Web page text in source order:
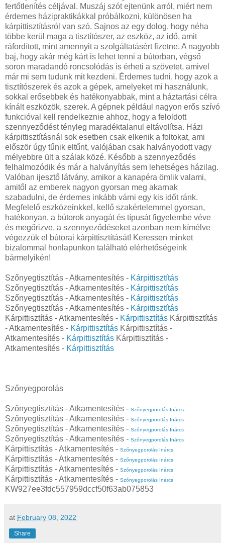
fertőtlenítés céljával. Muszáj szót ejtenünk arról, miért nem
érdemes házipraktikákkal próbálkozni, különösen ha
kárpittisztításról van szó. Sajnos az egy dolog, hogy néha
többe kerül maga a tisztítószer, az eszköz, az idő, amit
ráfordított, mint amennyit a szolgáltatásért fizetne. A nagyobb
baj, hogy akár még kárt is lehet tenni a bútorban, végső
soron maradandó roncsolódás is érheti a szövetet, amivel
már mi sem tudunk mit kezdeni. Érdemes tudni, hogy azok a
tisztítószerek és azok a gépek, amelyeket mi használunk,
sokkal erősebbek és hatékonyabbak, mint a háztartási célra
kínált eszközök, szerek. A gépnek például nagyon erős szívó
funkcióval kell rendelkeznie ahhoz, hogy a feloldott
szennyeződést tényleg maradéktalanul eltávolítsa. Házi
kárpittisztításnál sok esetben csak elkenik a foltokat, ami
először úgy tűnik eltűnt, valójában csak halványodott vagy
mélyebbre ült a szálak közé. Később a szennyeződés
felhalmozódik és már a halványítás sem lehetséges házilag.
Valóban ijesztő látvány, amikor a kanapéra ömlik valami,
amitől az emberek nagyon gyorsan meg akarnak
szabadulni, de érdemes inkább várni egy kis időt ránk.
Megfelelő eszközeinkkel, kellő szakértelemmel gyorsan,
hatékonyan, a bútorok anyagát és típusát figyelembe véve
és megőrizve, a szennyeződéseket azonban nem kímélve
végezzük el bútorai kárpittisztítását! Keressen minket
bizalommal honlapunkon található elérhetőségeink
bármelyikén!
Szőnyegtisztítás - Atkamentesítés - Kárpittisztítás
Szőnyegtisztítás - Atkamentesítés - Kárpittisztítás
Szőnyegtisztítás - Atkamentesítés - Kárpittisztítás
Szőnyegtisztítás - Atkamentesítés - Kárpittisztítás
Kárpittisztítás - Atkamentesítés - Kárpittisztítás Kárpittisztítás
- Atkamentesítés - Kárpittisztítás Kárpittisztítás -
Atkamentesítés - Kárpittisztítás Kárpittisztítás -
Atkamentesítés - Kárpittisztítás
Szőnyegporolás
Szőnyegtisztítás - Atkamentesítés - Szőnyegporolás Inárcs
Szőnyegtisztítás - Atkamentesítés - Szőnyegporolás Inárcs
Szőnyegtisztítás - Atkamentesítés - Szőnyegporolás Inárcs
Szőnyegtisztítás - Atkamentesítés - Szőnyegporolás Inárcs
Kárpittisztítás - Atkamentesítés - Szőnyegporolás Inárcs
Kárpittisztítás - Atkamentesítés - Szőnyegporolás Inárcs
Kárpittisztítás - Atkamentesítés - Szőnyegporolás Inárcs
Kárpittisztítás - Atkamentesítés - Szőnyegporolás Inárcs
KW927ee3fdc557959dccf50f63ab075853
at February 08, 2022
Share